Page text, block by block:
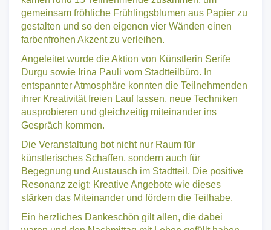
Hamborn: Unter dem Motto „Kreativ in den Frühling“
kamen rund 15 Teilnehmende zusammen, um
gemeinsam fröhliche Frühlingsblumen aus Papier zu
gestalten und so den eigenen vier Wänden einen
farbenfrohen Akzent zu verleihen.
Angeleitet wurde die Aktion von Künstlerin Serife
Durgu sowie Irina Pauli vom Stadtteilbüro. In
entspannter Atmosphäre konnten die Teilnehmenden
ihrer Kreativität freien Lauf lassen, neue Techniken
ausprobieren und gleichzeitig miteinander ins
Gespräch kommen.
Die Veranstaltung bot nicht nur Raum für
künstlerisches Schaffen, sondern auch für
Begegnung und Austausch im Stadtteil. Die positive
Resonanz zeigt: Kreative Angebote wie dieses
stärken das Miteinander und fördern die Teilhabe.